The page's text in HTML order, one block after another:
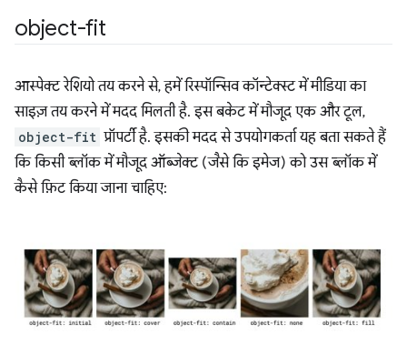
object-fit
आस्पेक्ट रेशियो तय करने से, हमें रिस्पॉन्सिव कॉन्टेक्स्ट में मीडिया का
साइज़ तय करने में मदद मिलती है. इस बकेट में मौजूद एक और टूल,
object-fit प्रॉपर्टी है. इसकी मदद से उपयोगकर्ता यह बता सकते हैं
कि किसी ब्लॉक में मौजूद ऑब्जेक्ट (जैसे कि इमेज) को उस ब्लॉक में
कैसे फ़िट किया जाना चाहिए: